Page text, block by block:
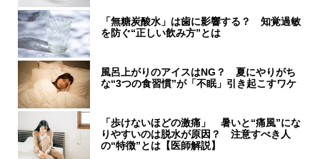
「無糖炭酸水」は歯に影響する？ 知覚過敏
を防ぐ“正しい飲み方”とは
風呂上がりのアイスはNG？ 夏にやりがち
な“3つの食習慣”が「不眠」引き起こすワケ
「歩けないほどの激痛」 暑いと“痛風”にな
りやすいのは脱水が原因？ 注意すべき人
の“特徴”とは【医師解説】